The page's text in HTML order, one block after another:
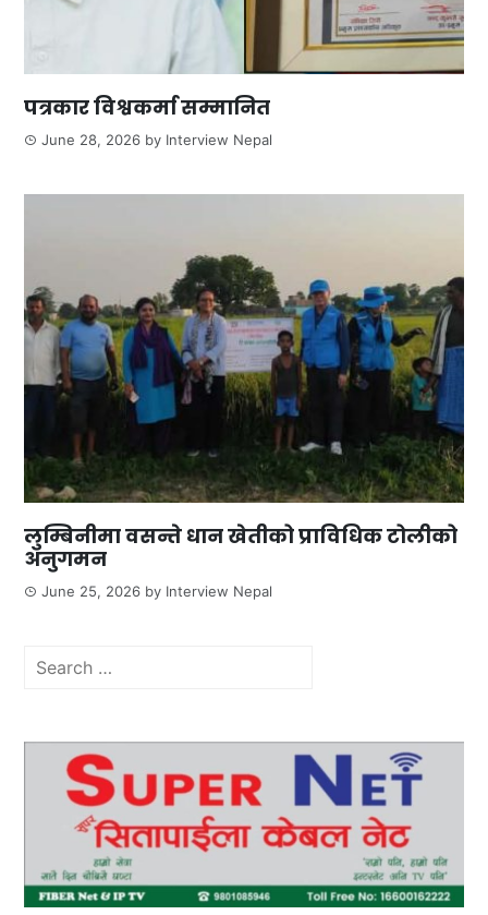
पत्रकार विश्वकर्मा सम्मानित
June 28, 2026 by Interview Nepal
लुम्बिनीमा वसन्ते धान खेतीको प्राविधिक टोलीको
अनुगमन
June 25, 2026 by Interview Nepal
Search